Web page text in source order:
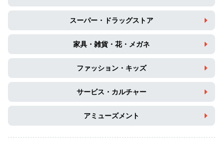
スーパー・ドラッグストア
家具・雑貨・花・メガネ
ファッション・キッズ
サービス・カルチャー
アミューズメント